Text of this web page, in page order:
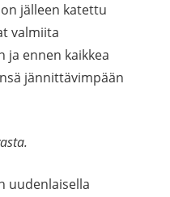
jälleen katettu
valmiita
ja ennen kaikkea
jännittävimpään
uudenlaisella